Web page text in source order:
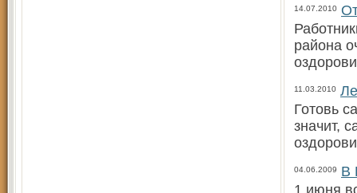
14.07.2010
района
11.03.2010
Готовь
значит,
04.06.2009
В
1 июня